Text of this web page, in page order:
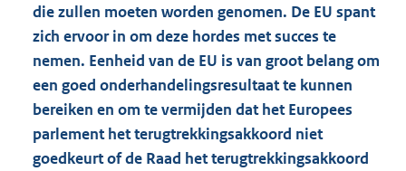
die zullen moeten worden genomen. De EU spant
zich ervoor in om deze hordes met succes te
nemen. Eenheid van de EU is van groot belang om
een goed onderhandelingsresultaat te kunnen
bereiken en om te vermijden dat het Europees
parlement het terugtrekkingsakkoord niet
goedkeurt of de Raad het terugtrekkingsakkoord